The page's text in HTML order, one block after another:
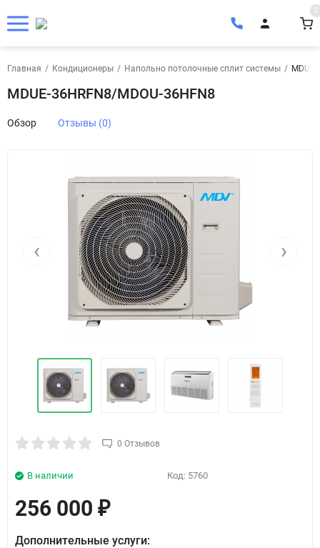
0
Главная / Кондиционеры / Напольно потолочные сплит системы /
MDUE-36HRFN8/MDOU-36HFN8
Обзор Отзывы (0)
‹ ›
0 Отзывов
Код: 5760
В наличии
256 000 ₽
Дополнительные услуги: